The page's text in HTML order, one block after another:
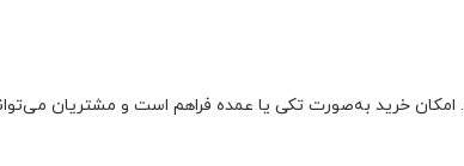
خرید به‌صورت تکی یا عمده فراهم است و مشتریان